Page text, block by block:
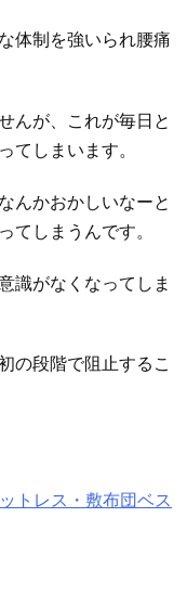
体制を強いられ腰痛
んが、これが毎日と
てしまいます。
んかおかしいなーと
てしまうんです。
識がなくなってしま
の段階で阻止するこ
トレス・敷布団ベス